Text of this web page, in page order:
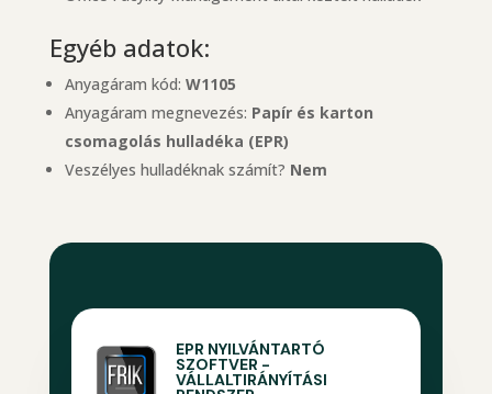
Egyéb adatok:
Anyagáram kód: W1105
Anyagáram megnevezés: Papír és karton
csomagolás hulladéka (EPR)
Veszélyes hulladéknak számít? Nem
EPR NYILVÁNTARTÓ
SZOFTVER -
VÁLLALTIRÁNYÍTÁSI